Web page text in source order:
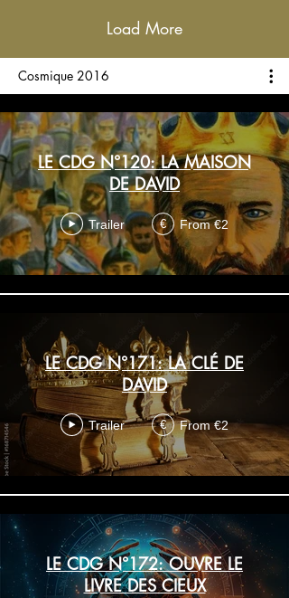
Load More
Cosmique 2016
LE CDG N°120: LA MAISON
DE DAVID
Trailer € From €2
LE CDG N°171: LA CLÉ DE
DAVID
Trailer € From €2
LE CDG N°172: OUVRE LE
LIVRE DES CIEUX